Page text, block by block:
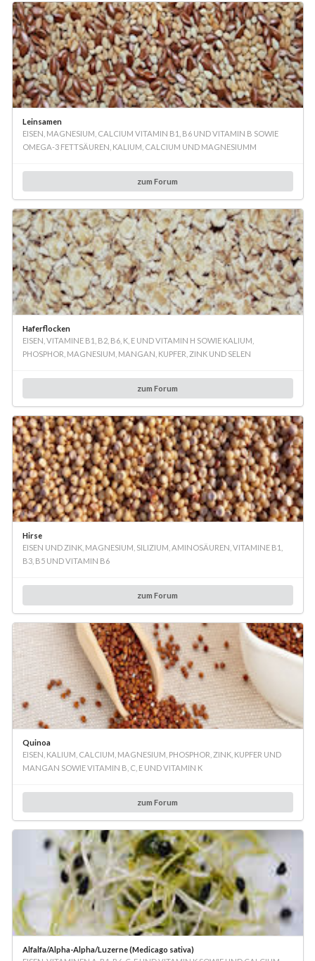
Leinsamen
EISEN, MAGNESIUM, CALCIUM VITAMIN B1, B6 UND VITAMIN B SOWIE
OMEGA-3 FETTSÄUREN, KALIUM, CALCIUM UND MAGNESIUMM
zum Forum
Haferflocken
EISEN, VITAMINE B1, B2, B6, K, E UND VITAMIN H SOWIE KALIUM,
PHOSPHOR, MAGNESIUM, MANGAN, KUPFER, ZINK UND SELEN
zum Forum
Hirse
EISEN UND ZINK, MAGNESIUM, SILIZIUM, AMINOSÄUREN, VITAMINE B1,
B3, B5 UND VITAMIN B6
zum Forum
Quinoa
EISEN, KALIUM, CALCIUM, MAGNESIUM, PHOSPHOR, ZINK, KUPFER UND
MANGAN SOWIE VITAMIN B, C, E UND VITAMIN K
zum Forum
Alfalfa/Alpha-Alpha/Luzerne (Medicago sativa)